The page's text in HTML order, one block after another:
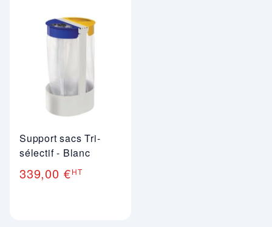
Support sacs Tri-
sélectif - Blanc
339,00 €HT